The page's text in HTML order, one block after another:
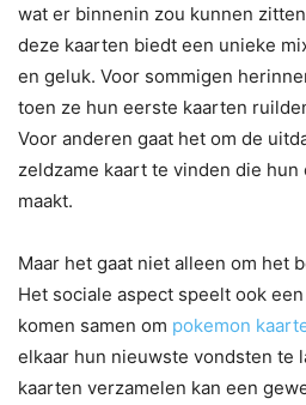
wat er binnenin zou kunnen
deze kaarten biedt een unieke
en geluk. Voor sommigen
toen ze hun eerste kaarten
Voor anderen gaat het om de
zeldzame kaart te vinden die
maakt.
Maar het gaat niet alleen om het
Het sociale aspect speelt ook
komen samen om pokemon
elkaar hun nieuwste vondsten te
kaarten verzamelen kan een